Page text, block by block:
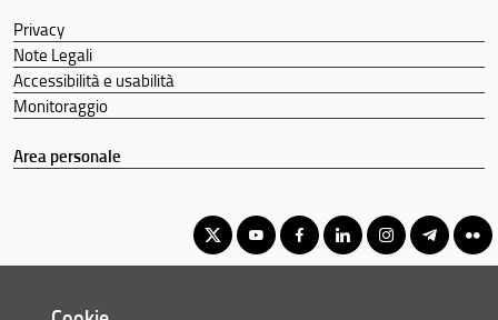
Privacy
Note Legali
Accessibilità e usabilità
Monitoraggio
Area personale